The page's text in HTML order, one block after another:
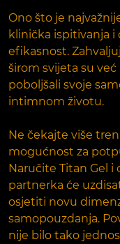
Ono što je
klinička ispitivanja i
efikasnost.
širom svijeta su
poboljšali svoje
intimnom životu.
Ne čekajte više
mogućnost za
Naručite Titan Gel i
partnerka će
osjetiti novu
samopouzdanja.
nije bilo tako